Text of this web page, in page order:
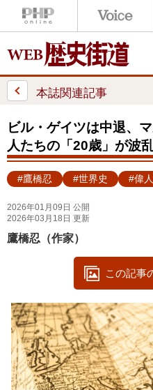
本誌関連記事
ビル・ゲイツは中退、
人たちの「20歳」が波
#鷹橋忍 #世界史 #偉
2026年01月09日 公開
2026年03月18日 更新
鷹橋忍（作家）
この記事